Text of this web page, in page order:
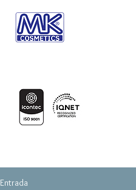
Entrada